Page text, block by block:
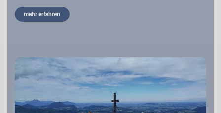
mehr erfahren